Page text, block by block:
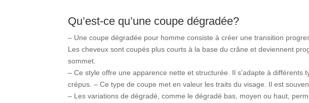
Qu’est-ce qu’une coupe dégradée?
– Une coupe dégradée pour homme consiste à créer une transition
Les cheveux sont coupés plus courts à la base du crâne et deviennent
sommet.
– Ce style offre une apparence nette et structurée. Il s’adapte à différents
crépus. – Ce type de coupe met en valeur les traits du visage. Il est
– Les variations de dégradé, comme le dégradé bas, moyen ou haut,